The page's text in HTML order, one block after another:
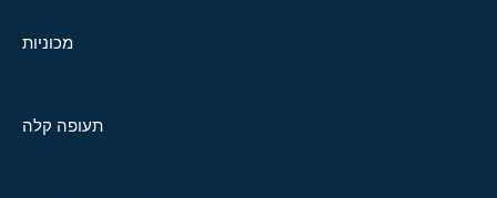
מכוניות
תעופה קלה